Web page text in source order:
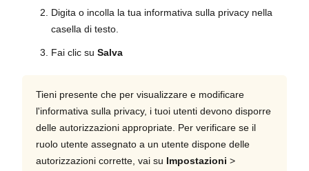
Digita o incolla la tua informativa sulla privacy nella
casella di testo.
Fai clic su Salva
Tieni presente che per visualizzare e modificare
l'informativa sulla privacy, i tuoi utenti devono disporre
delle autorizzazioni appropriate. Per verificare se il
ruolo utente assegnato a un utente dispone delle
autorizzazioni corrette, vai su Impostazioni >